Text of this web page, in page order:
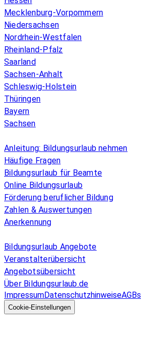
Mecklenburg-Vorpommern
Niedersachsen
Nordrhein-Westfalen
Rheinland-Pfalz
Saarland
Sachsen-Anhalt
Schleswig-Holstein
Thüringen
Bayern
Sachsen
Anleitung: Bildungsurlaub nehmen
Häufige Fragen
Bildungsurlaub für Beamte
Online Bildungsurlaub
Förderung beruflicher Bildung
Zahlen & Auswertungen
Anerkennung
Bildungsurlaub Angebote
Veranstalterübersicht
Angebotsübersicht
Über Bildungsurlaub.de
ImpressumDatenschutzhinweiseAGBs
Cookie-Einstellungen